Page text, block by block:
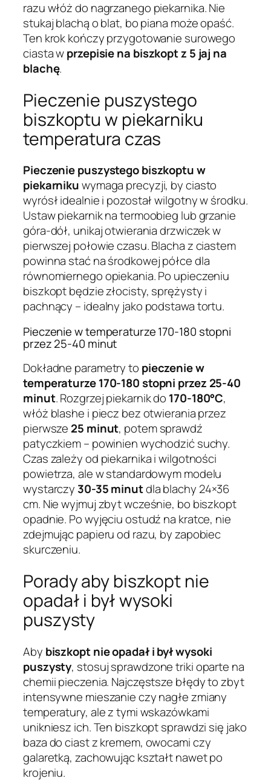
razu włóż do nagrzanego piekarnika. Nie
stukaj blachą o blat, bo piana może opaść.
Ten krok kończy przygotowanie surowego
ciasta wprzepisie na biszkopt z 5 jaj na
blachę.
Pieczenie puszystego
biszkoptu w piekarniku
temperatura czas
Pieczenie puszystego biszkoptu w
piekarnikuwymaga precyzji, by ciasto
wyrósł idealnie i pozostał wilgotny w środku.
Ustaw piekarnik na termoobieg lub grzanie
góra-dół, unikaj otwierania drzwiczek w
pierwszej połowie czasu. Blacha z ciastem
powinna stać na środkowej półce dla
równomiernego opiekania. Po upieczeniu
biszkopt będzie złocisty, sprężysty i
pachnący – idealny jako podstawa tortu.
Pieczenie w temperaturze 170-180 stopni
przez 25-40 minut
Dokładne parametry to pieczenie w
temperaturze 170-180 stopni przez 25-40
minut. Rozgrzej piekarnik do 170-180°C,
włóż blashe i piecz bez otwierania przez
pierwsze 25 minut, potem sprawdź
patyczkiem – powinien wychodzić suchy.
Czas zależy od piekarnika i wilgotności
powietrza, ale w standardowym modelu
wystarczy 30-35 minutdla blachy 24×36
cm. Nie wyjmuj zbyt wcześnie, bo biszkopt
opadnie. Po wyjęciu ostudź na kratce, nie
zdejmując papieru od razu, by zapobiec
skurczeniu.
Porady aby biszkopt nie
opadał i był wysoki
puszysty
Aby biszkopt nie opadał i był wysoki
puszysty, stosuj sprawdzone triki oparte na
chemii pieczenia. Najczęstsze błędy to zbyt
intensywne mieszanie czy nagłe zmiany
temperatury, ale z tymi wskazówkami
unikniesz ich. Ten biszkopt sprawdzi się jako
baza do ciast z kremem, owocami czy
galaretką, zachowując kształt nawet po
krojeniu.